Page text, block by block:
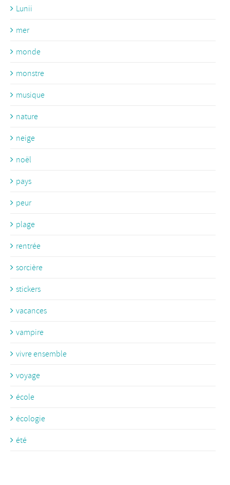
Lunii
mer
monde
monstre
musique
nature
neige
noël
pays
peur
plage
rentrée
sorcière
stickers
vacances
vampire
vivre ensemble
voyage
école
écologie
été